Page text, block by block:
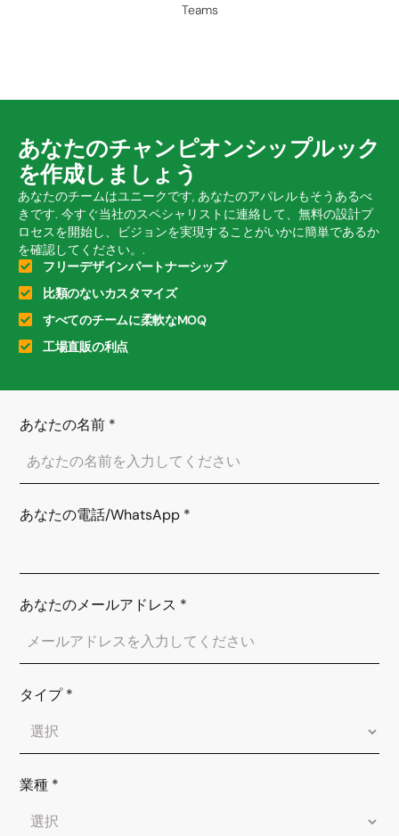
Teams
あなたのチャンピオンシップルック
を作成しましょう
あなたのチームはユニークです, あなたのアパレルもそうあるべ
きです. 今すぐ当社のスペシャリストに連絡して、無料の設計プ
ロセスを開始し、ビジョンを実現することがいかに簡単であるか
を確認してください。.
フリーデザインパートナーシップ
比類のないカスタマイズ
すべてのチームに柔軟なMOQ
工場直販の利点
あなたの名前 *
あなたの電話/WhatsApp *
あなたのメールアドレス *
タイプ *
業種 *